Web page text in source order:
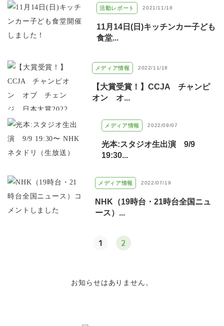
活動レポート 2021/11/18
11月14日(日)キッチンカー子ども
食堂...
メディア情報 2022/11/18
【大賞受賞！】CCJA チャンピ
オン オ...
メディア情報 2022/09/07
光本:スタジオ生出演 9/9
19:30...
メディア情報 2022/07/19
NHK（19時台・21時台全国ニュ
ース）...
1 2
お知らせはありません。